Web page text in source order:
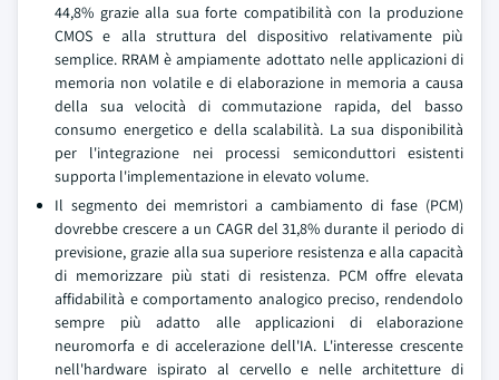
44,8% grazie alla sua forte compatibilità con la produzione
CMOS e alla struttura del dispositivo relativamente più
semplice. RRAM è ampiamente adottato nelle applicazioni di
memoria non volatile e di elaborazione in memoria a causa
della sua velocità di commutazione rapida, del basso
consumo energetico e della scalabilità. La sua disponibilità
per l'integrazione nei processi semiconduttori esistenti
supporta l'implementazione in elevato volume.
Il segmento dei memristori a cambiamento di fase (PCM)
dovrebbe crescere a un CAGR del 31,8% durante il periodo di
previsione, grazie alla sua superiore resistenza e alla capacità
di memorizzare più stati di resistenza. PCM offre elevata
affidabilità e comportamento analogico preciso, rendendolo
sempre più adatto alle applicazioni di elaborazione
neuromorfa e di accelerazione dell'IA. L'interesse crescente
nell'hardware ispirato al cervello e nelle architetture di